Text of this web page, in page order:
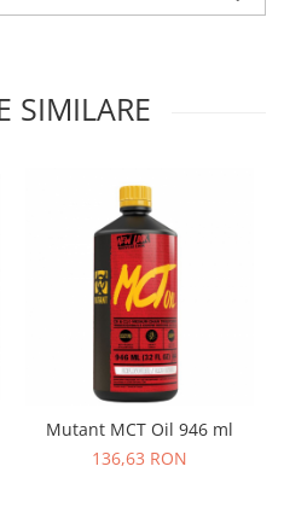
SIMILARE
Mutant MCT Oil 946 ml
136,63 RON